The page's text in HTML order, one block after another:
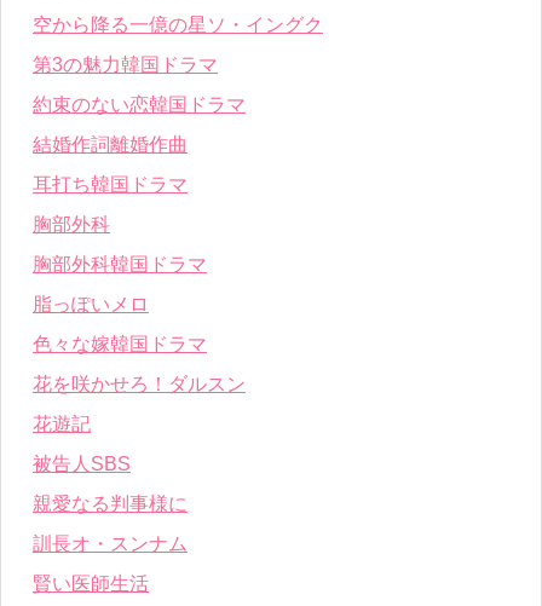
空から降る一億の星ソ・イングク
第3の魅力韓国ドラマ
約束のない恋韓国ドラマ
結婚作詞離婚作曲
耳打ち韓国ドラマ
胸部外科
胸部外科韓国ドラマ
脂っぽいメロ
色々な嫁韓国ドラマ
花を咲かせろ！ダルスン
花遊記
被告人SBS
親愛なる判事様に
訓長オ・スンナム
賢い医師生活